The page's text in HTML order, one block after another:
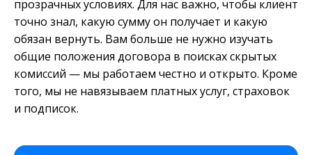
прозрачных условиях. Для нас важно, чтобы клиент
точно знал, какую сумму он получает и какую
обязан вернуть. Вам больше не нужно изучать
общие положения договора в поисках скрытых
комиссий — мы работаем честно и открыто. Кроме
того, мы не навязываем платных услуг, страховок
и подписок.